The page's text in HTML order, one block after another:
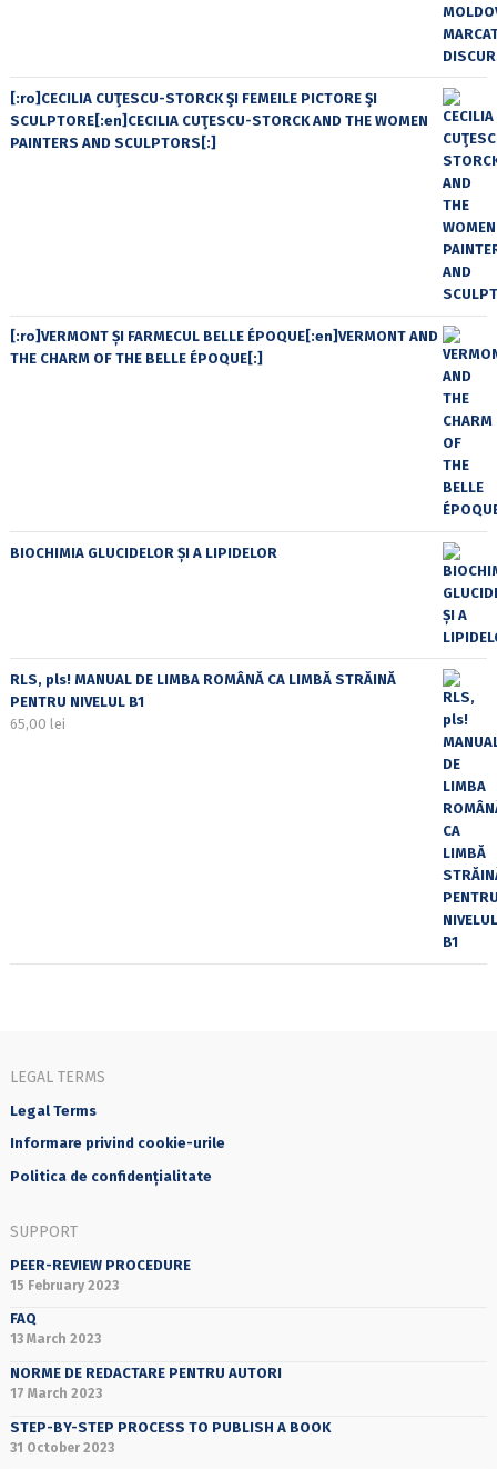
[:ro]CECILIA CUŢESCU-STORCK ŞI FEMEILE PICTORE ŞI
SCULPTORE[:en]CECILIA CUŢESCU-STORCK AND THE WOMEN
PAINTERS AND SCULPTORS[:]
[:ro]VERMONT ȘI FARMECUL BELLE ÉPOQUE[:en]VERMONT AND
THE CHARM OF THE BELLE ÉPOQUE[:]
BIOCHIMIA GLUCIDELOR ȘI A LIPIDELOR
RLS, pls! MANUAL DE LIMBA ROMÂNĂ CA LIMBĂ STRĂINĂ
PENTRU NIVELUL B1
65,00 lei
LEGAL TERMS
Legal Terms
Informare privind cookie-urile
Politica de confidențialitate
SUPPORT
PEER-REVIEW PROCEDURE
15 February 2023
FAQ
13 March 2023
NORME DE REDACTARE PENTRU AUTORI
17 March 2023
STEP-BY-STEP PROCESS TO PUBLISH A BOOK
31 October 2023